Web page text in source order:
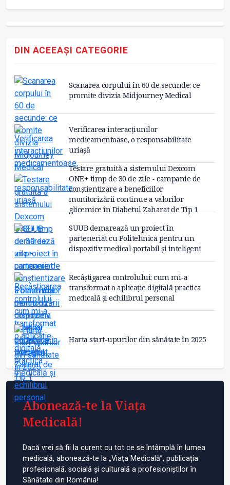
DIN ACEEAȘI CATEGORIE
Scanarea corpului în 60 de secunde: ce
promite divizia Midjourney Medical
Verificarea interacțiunilor
medicamentoase, o responsabilitate
uriașă
Testare gratuită a sistemului Dexcom
ONE+ timp de 30 de zile - campanie de
conștientizare a beneficiilor
monitorizării continue a valorilor
glicemice în Diabetul Zaharat de Tip 1
SUUB demarează un proiect în
parteneriat cu Politehnica pentru un
dispozitiv medical portabil și inteligent
Recâștigarea controlului: cum mi-a
transformat o aplicație digitală practica
medicală și echilibrul personal
Harta start-upurilor din sănătate în 2025
Abonează-te la Viața
Medicală!
Dacă vrei să fii la curent cu tot ce se întâmplă în lumea
medicală, abonează-te la „Viața Medicală”, publicația
profesională, socială și culturală a profesioniștilor în
Sănătate din România!